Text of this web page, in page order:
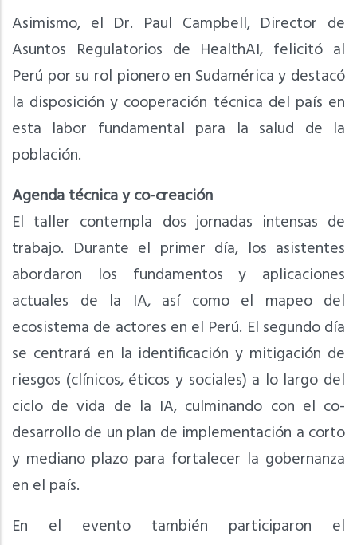
Asimismo, el Dr. Paul Campbell, Director de
Asuntos Regulatorios de HealthAI, felicitó al
Perú por su rol pionero en Sudamérica y destacó
la disposición y cooperación técnica del país en
esta labor fundamental para la salud de la
población.
Agenda técnica y co-creación
El taller contempla dos jornadas intensas de
trabajo. Durante el primer día, los asistentes
abordaron los fundamentos y aplicaciones
actuales de la IA, así como el mapeo del
ecosistema de actores en el Perú. El segundo día
se centrará en la identificación y mitigación de
riesgos (clínicos, éticos y sociales) a lo largo del
ciclo de vida de la IA, culminando con el co-
desarrollo de un plan de implementación a corto
y mediano plazo para fortalecer la gobernanza
en el país.
En el evento también participaron el